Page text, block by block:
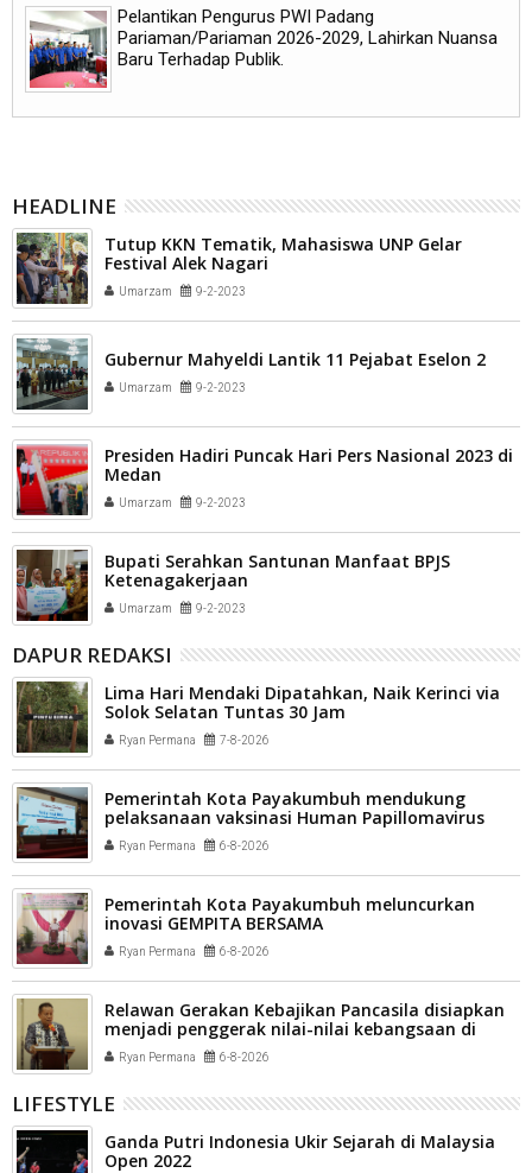
Pelantikan Pengurus PWI Padang
Pariaman/Pariaman 2026-2029, Lahirkan Nuansa
Baru Terhadap Publik.
HEADLINE
Tutup KKN Tematik, Mahasiswa UNP Gelar
Festival Alek Nagari
Umarzam 9-2-2023
Gubernur Mahyeldi Lantik 11 Pejabat Eselon 2
Umarzam 9-2-2023
Presiden Hadiri Puncak Hari Pers Nasional 2023 di
Medan
Umarzam 9-2-2023
Bupati Serahkan Santunan Manfaat BPJS
Ketenagakerjaan
Umarzam 9-2-2023
DAPUR REDAKSI
Lima Hari Mendaki Dipatahkan, Naik Kerinci via
Solok Selatan Tuntas 30 Jam
Ryan Permana 7-8-2026
Pemerintah Kota Payakumbuh mendukung
pelaksanaan vaksinasi Human Papillomavirus
(HPV) bagi aparatur sipil negara (ASN) dan
masyarakat
Ryan Permana 6-8-2026
Pemerintah Kota Payakumbuh meluncurkan
inovasi GEMPITA BERSAMA
Ryan Permana 6-8-2026
Relawan Gerakan Kebajikan Pancasila disiapkan
menjadi penggerak nilai-nilai kebangsaan di
tengah masyarakat Kota Payakumbuh
Ryan Permana 6-8-2026
LIFESTYLE
Ganda Putri Indonesia Ukir Sejarah di Malaysia
Open 2022